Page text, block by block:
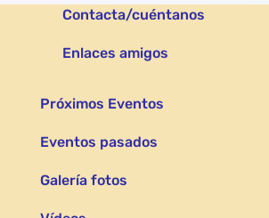
Contacta/cuéntanos
Enlaces amigos
Próximos Eventos
Eventos pasados
Galería fotos